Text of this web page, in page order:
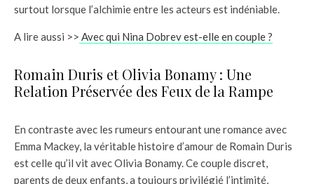
surtout lorsque l’alchimie entre les acteurs est indéniable.
A lire aussi >> Avec qui Nina Dobrev est-elle en couple ?
Romain Duris et Olivia Bonamy : Une
Relation Préservée des Feux de la Rampe
En contraste avec les rumeurs entourant une romance avec
Emma Mackey, la véritable histoire d’amour de Romain Duris
est celle qu’il vit avec Olivia Bonamy. Ce couple discret,
parents de deux enfants, a toujours privilégié l’intimité,